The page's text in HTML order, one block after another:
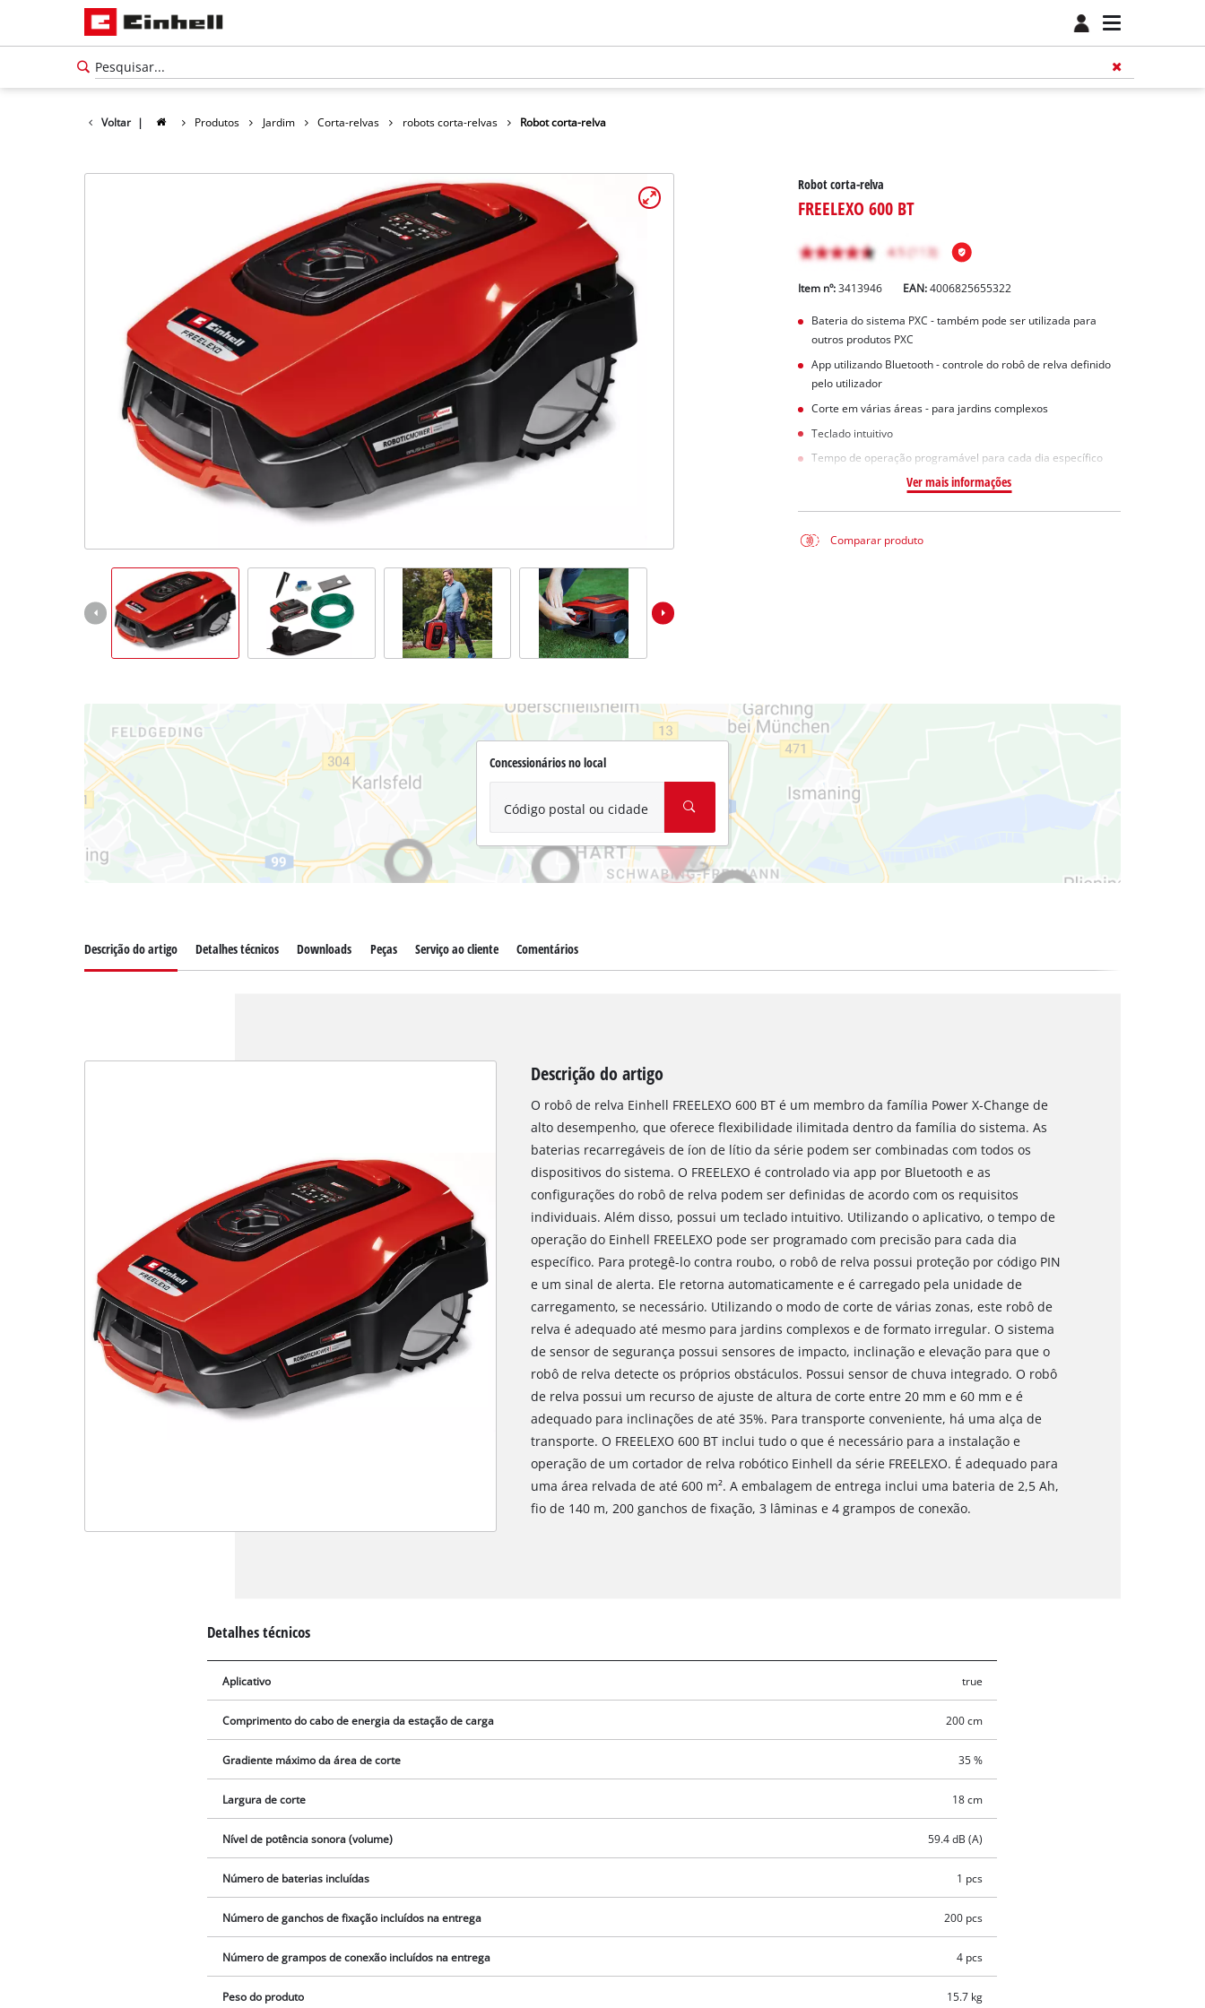
Voltar | Produtos Jardim Corta-relvas robots corta-relvas Robot corta-relva
Robot corta-relva
FREELEXO 600 BT
Item nº: 3413946 EAN:4006825655322
Bateria do sistema PXC - também pode ser utilizada para
outros produtos PXC
App utilizando Bluetooth - controle do robô de relva definido
pelo utilizador
Corte em várias áreas - para jardins complexos
Teclado intuitivo
Tempo de operação programável para cada dia específico
Ver mais informações
Comparar produto
Concessionários no local
Código postal ou cidade
Precisamos do seu consentimento para
This content is not permitted to load due
Descrição do artigo Detalhes técnicos Downloads Peças Serviço ao cliente Comentários
Descrição do artigo
O robô de relva Einhell FREELEXO 600 BT é um membro da família Power X-Change de
alto desempenho, que oferece flexibilidade ilimitada dentro da família do sistema. As
baterias recarregáveis de íon de lítio da série podem ser combinadas com todos os
dispositivos do sistema. O FREELEXO é controlado via app por Bluetooth e as
configurações do robô de relva podem ser definidas de acordo com os requisitos
individuais. Além disso, possui um teclado intuitivo. Utilizando o aplicativo, o tempo de
operação do Einhell FREELEXO pode ser programado com precisão para cada dia
específico. Para protegê-lo contra roubo, o robô de relva possui proteção por código PIN
e um sinal de alerta. Ele retorna automaticamente e é carregado pela unidade de
carregamento, se necessário. Utilizando o modo de corte de várias zonas, este robô de
relva é adequado até mesmo para jardins complexos e de formato irregular. O sistema
de sensor de segurança possui sensores de impacto, inclinação e elevação para que o
robô de relva detecte os próprios obstáculos. Possui sensor de chuva integrado. O robô
de relva possui um recurso de ajuste de altura de corte entre 20 mm e 60 mm e é
adequado para inclinações de até 35%. Para transporte conveniente, há uma alça de
transporte. O FREELEXO 600 BT inclui tudo o que é necessário para a instalação e
operação de um cortador de relva robótico Einhell da série FREELEXO. É adequado para
uma área relvada de até 600 m². A embalagem de entrega inclui uma bateria de 2,5 Ah,
fio de 140 m, 200 ganchos de fixação, 3 lâminas e 4 grampos de conexão.
Detalhes técnicos
Aplicativo true
Comprimento do cabo de energia da estação de carga 200 cm
Gradiente máximo da área de corte 35 %
Largura de corte 18 cm
Nível de potência sonora (volume) 59.4 dB (A)
Número de baterias incluídas 1 pcs
Número de ganchos de fixação incluídos na entrega 200 pcs
Número de grampos de conexão incluídos na entrega 4 pcs
Peso do produto 15.7 kg